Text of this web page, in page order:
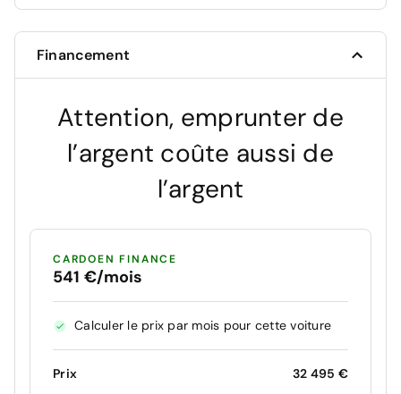
Financement
Attention, emprunter de
l’argent coûte aussi de
l’argent
CARDOEN FINANCE
541 €/mois
Calculer le prix par mois pour cette voiture
Prix 32 495 €